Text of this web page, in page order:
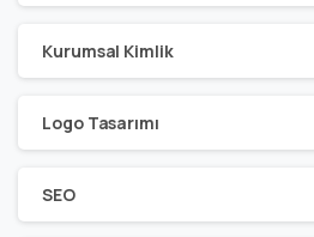
Kurumsal Kimlik
Logo Tasarımı
SEO